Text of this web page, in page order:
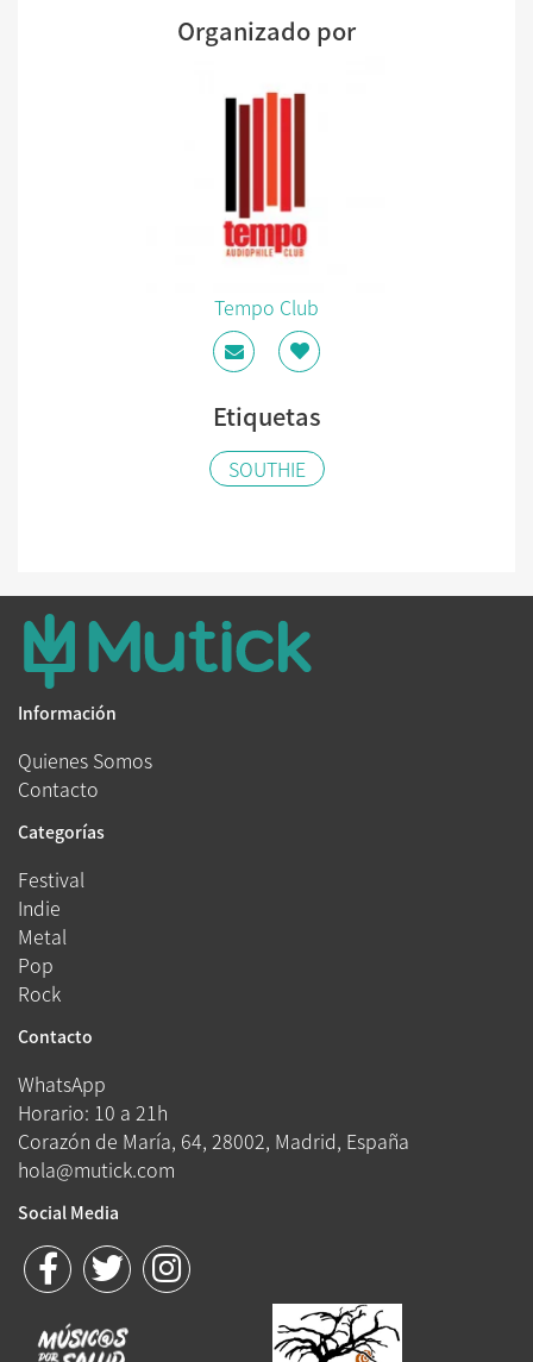
Organizado por
Tempo Club
Etiquetas
SOUTHIE
Información
Quienes Somos
Contacto
Categorías
Festival
Indie
Metal
Pop
Rock
Contacto
WhatsApp
Horario: 10 a 21h
Corazón de María, 64, 28002, Madrid, España
hola@mutick.com
Social Media